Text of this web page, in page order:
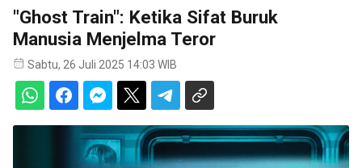
"Ghost Train": Ketika Sifat Buruk
Manusia Menjelma Teror
Sabtu, 26 Juli 2025 14:03 WIB